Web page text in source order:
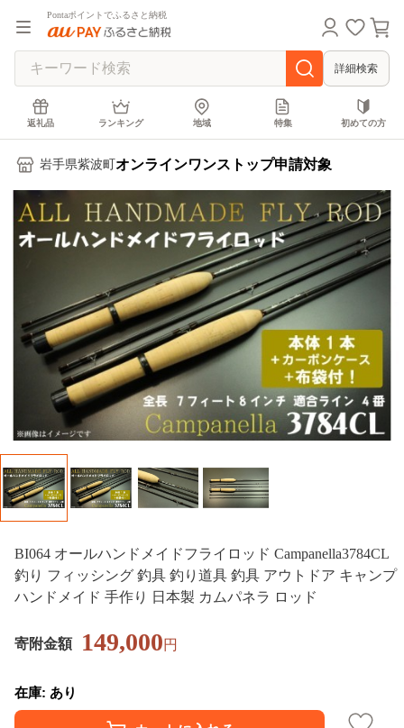
Pontaポイントでふるさと納税
詳細検索
返礼品 ランキング 地域 特集 初めての方
岩手県紫波町 オンラインワンストップ申請対象
BI064 オールハンドメイドフライロッド Campanella3784CL
釣り フィッシング 釣具 釣り道具 釣具 アウトドア キャンプ
ハンドメイド 手作り 日本製 カムパネラ ロッド
寄附金額 149,000円
在庫: あり